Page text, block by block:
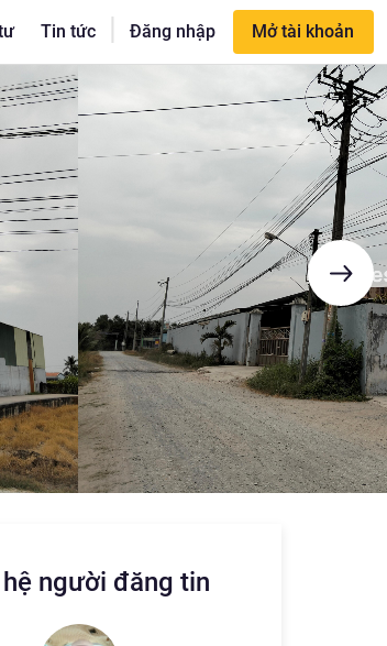
Tin tức | Đăng nhập Mở tài khoản
người đăng tin